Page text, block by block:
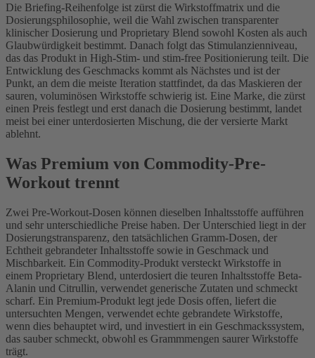
Die Briefing-Reihenfolge ist zürst die Wirkstoffmatrix und die
Dosierungsphilosophie, weil die Wahl zwischen transparenter
klinischer Dosierung und Proprietary Blend sowohl Kosten als auch
Glaubwürdigkeit bestimmt. Danach folgt das Stimulanzienniveau,
das das Produkt in High-Stim- und stim-free Positionierung teilt. Die
Entwicklung des Geschmacks kommt als Nächstes und ist der
Punkt, an dem die meiste Iteration stattfindet, da das Maskieren der
sauren, voluminösen Wirkstoffe schwierig ist. Eine Marke, die zürst
einen Preis festlegt und erst danach die Dosierung bestimmt, landet
meist bei einer unterdosierten Mischung, die der versierte Markt
ablehnt.
Was Premium von Commodity-Pre-
Workout trennt
Zwei Pre-Workout-Dosen können dieselben Inhaltsstoffe aufführen
und sehr unterschiedliche Preise haben. Der Unterschied liegt in der
Dosierungstransparenz, den tatsächlichen Gramm-Dosen, der
Echtheit gebrandeter Inhaltsstoffe sowie in Geschmack und
Mischbarkeit. Ein Commodity-Produkt versteckt Wirkstoffe in
einem Proprietary Blend, unterdosiert die teuren Inhaltsstoffe Beta-
Alanin und Citrullin, verwendet generische Zutaten und schmeckt
scharf. Ein Premium-Produkt legt jede Dosis offen, liefert die
untersuchten Mengen, verwendet echte gebrandete Wirkstoffe,
wenn dies behauptet wird, und investiert in ein Geschmackssystem,
das sauber schmeckt, obwohl es Grammmengen saurer Wirkstoffe
trägt.